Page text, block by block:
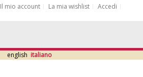
Il mio account La mia wishlist Accedi
english italiano